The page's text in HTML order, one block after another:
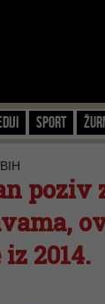
Sport
poziv
2014.